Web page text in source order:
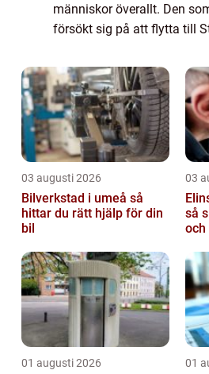
människor överallt. Den
försökt sig på att flytta till
03 augusti 2026
Bilverkstad i umeå så
hittar du rätt hjälp för din
bil
03
så
01 augusti 2026 01